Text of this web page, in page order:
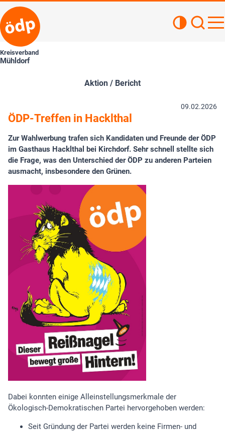
Kreisverband
Mühldorf
Aktion / Bericht
09.02.2026
ÖDP-Treffen in Hacklthal
Zur Wahlwerbung trafen sich Kandidaten und Freunde der ÖDP
im Gasthaus Hacklthal bei Kirchdorf. Sehr schnell stellte sich
die Frage, was den Unterschied der ÖDP zu anderen Parteien
ausmacht, insbesondere den Grünen.
Dabei konnten einige Alleinstellungsmerkmale der
Ökologisch-Demokratischen Partei hervorgehoben werden:
Seit Gründung der Partei werden keine Firmen- und